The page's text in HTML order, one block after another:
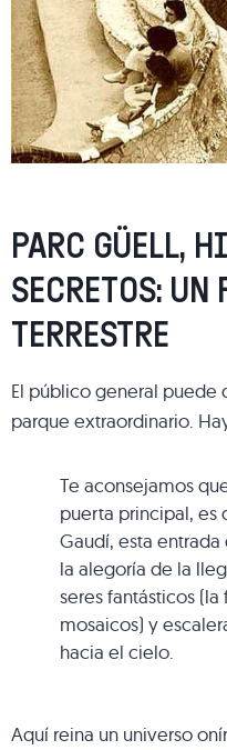
PARC GÜELL,
SECRETOS: UN
TERRESTRE
El público general puede
parque extraordinario.
Te aconsejamos
puerta principal, es
Gaudí, esta
la alegoría de la
seres fantásticos
mosaicos) y
hacia el cielo.
Aquí reina un universo